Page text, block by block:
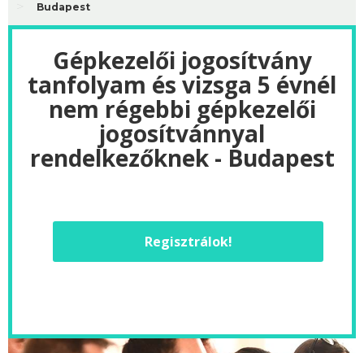
Budapest
Gépkezelői jogosítvány
tanfolyam és vizsga 5 évnél
nem régebbi gépkezelői
jogosítvánnyal
rendelkezőknek - Budapest
Regisztrálok!